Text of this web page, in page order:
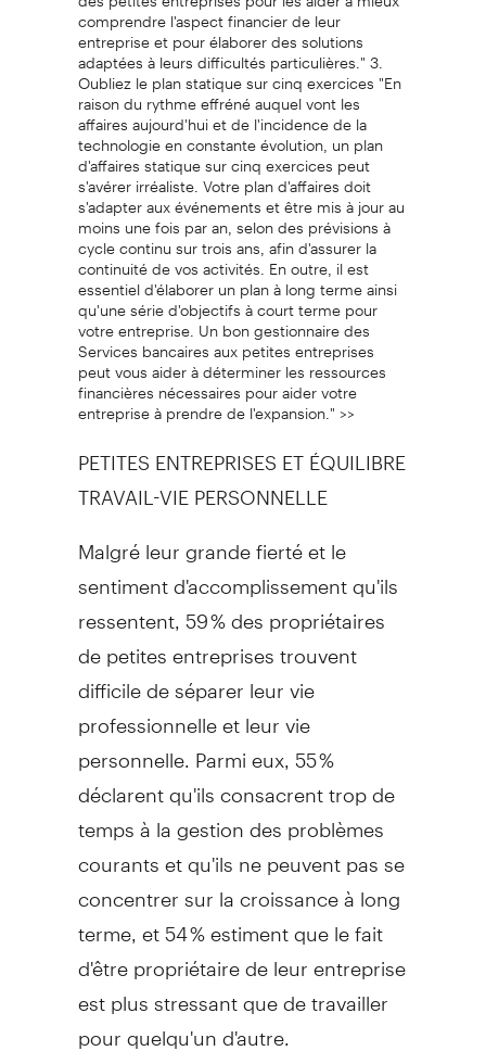
comprendre l'aspect financier de leur
entreprise et pour élaborer des solutions
adaptées à leurs difficultés particulières." 3.
Oubliez le plan statique sur cinq exercices "En
raison du rythme effréné auquel vont les
affaires aujourd'hui et de l'incidence de la
technologie en constante évolution, un plan
d'affaires statique sur cinq exercices peut
s'avérer irréaliste. Votre plan d'affaires doit
s'adapter aux événements et être mis à jour au
moins une fois par an, selon des prévisions à
cycle continu sur trois ans, afin d'assurer la
continuité de vos activités. En outre, il est
essentiel d'élaborer un plan à long terme ainsi
qu'une série d'objectifs à court terme pour
votre entreprise. Un bon gestionnaire des
Services bancaires aux petites entreprises
peut vous aider à déterminer les ressources
financières nécessaires pour aider votre
entreprise à prendre de l'expansion." >>
PETITES ENTREPRISES ET ÉQUILIBRE
TRAVAIL-VIE PERSONNELLE
Malgré leur grande fierté et le
sentiment d'accomplissement qu'ils
ressentent, 59 % des propriétaires
de petites entreprises trouvent
difficile de séparer leur vie
professionnelle et leur vie
personnelle. Parmi eux, 55 %
déclarent qu'ils consacrent trop de
temps à la gestion des problèmes
courants et qu'ils ne peuvent pas se
concentrer sur la croissance à long
terme, et 54 % estiment que le fait
d'être propriétaire de leur entreprise
est plus stressant que de travailler
pour quelqu'un d'autre.